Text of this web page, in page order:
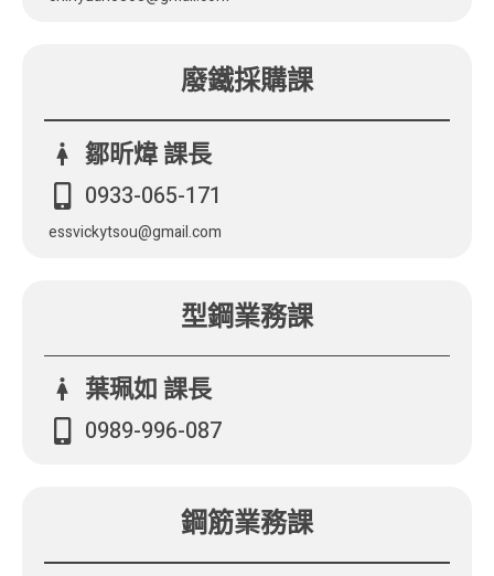
廢鐵採購課
鄒昕煒 課長
0933-065-171
essvickytsou@gmail.com
型鋼業務課
葉珮如 課長
0989-996-087
鋼筋業務課